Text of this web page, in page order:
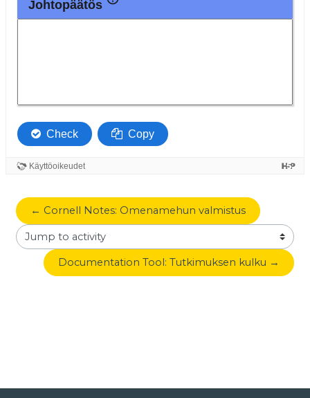
← Cornell Notes: Omenamehun valmistus
Jump to activity
Documentation Tool: Tutkimuksen kulku →